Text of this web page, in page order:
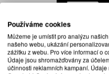
Používáme cookies
Můžeme je umístit pro analýzu
našeho webu, ukázání
zážitku z webu. Pro více informací o
Údaje jsou shromažďovány za
účinnosti reklamních kampaní.